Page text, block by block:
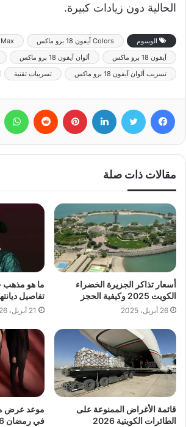
الحالية دون زيادات كبيرة.
الوسوم Colors آيفون 18 برو ماكس
آيفون 18 برو ماكس
ألوان آيفون 18 برو ماكس
تسريب ألوان آيفون 18 برو ماكس
تسريبات تقنية
مقالات ذات صلة
أسعار تذاكر الجزيرة الخضراء
الكويت 2025 وكيفية الحجز
26 أبريل، 2025
‏ما هو مذهب
تفاصيل
21 أبريل، 2026
قائمة الأغراض الممنوعة على
الطائرات الكويتية 2026
موعد عرض
في رمضان 2026 والقنوات الناقلة